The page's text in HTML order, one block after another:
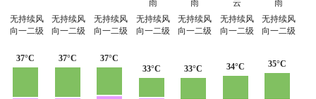
雨
雨
云
雨
无持续风
向一二级
无持续风
向一二级
无持续风
向一二级
无持续风
向一二级
无持续风
向一二级
无持续风
向一二级
无持续风
向一二级
37°C 37°C 37°C
33°C 33°C 34°C 35°C